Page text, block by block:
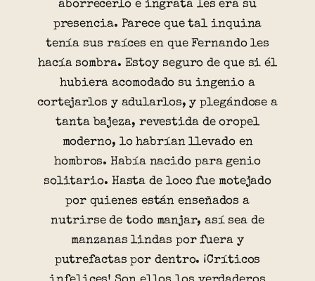
aborrecerlo e ingrata les era su
presencia. Parece que tal inquina
tenía sus raíces en que Fernando les
hacía sombra. Estoy seguro de que si él
hubiera acomodado su ingenio a
cortejarlos y adularlos, y plegándose a
tanta bajeza, revestida de oropel
moderno, lo habrían llevado en
hombros. Había nacido para genio
solitario. Hasta de loco fue motejado
por quienes están enseñados a
nutrirse de todo manjar, así sea de
manzanas lindas por fuera y
putrefactas por dentro. ¡Críticos